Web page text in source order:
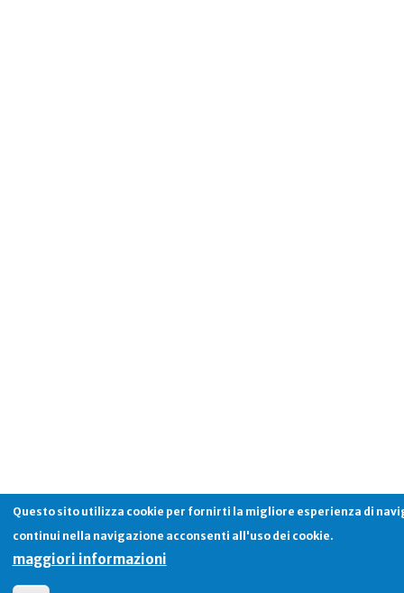
Questo sito utilizza cookie per fornirti la migliore esperienza di
continui nella navigazione acconsenti all'uso dei cookie.
maggiori informazioni